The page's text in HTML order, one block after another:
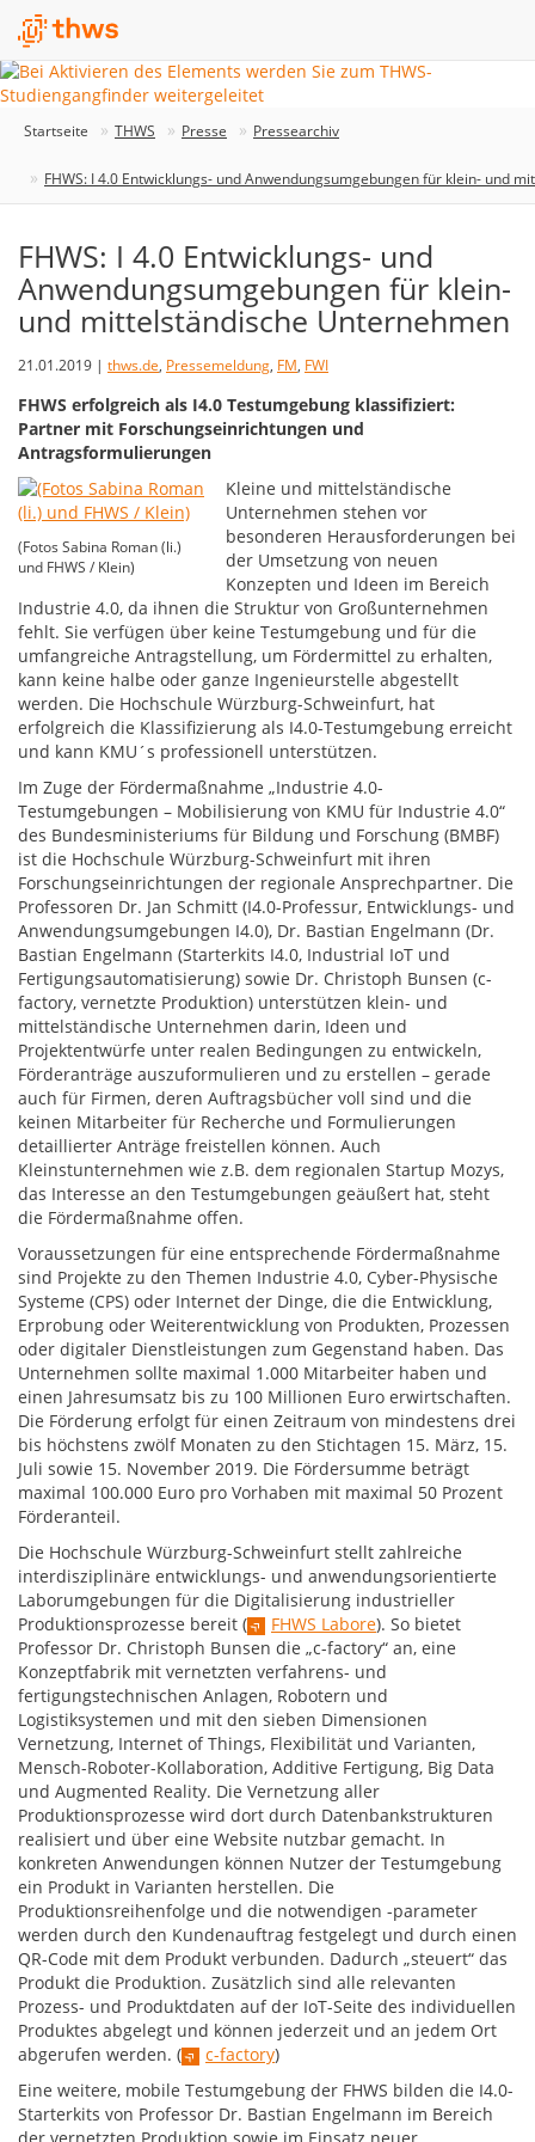
Startseite THWS Presse Pressearchiv
FHWS: I 4.0 Entwicklungs- und Anwendungsumgebungen für klein- und
FHWS: I 4.0 Entwicklungs- und
Anwendungsumgebungen für klein-
und mittelständische Unternehmen
21.01.2019 | thws.de, Pressemeldung, FM, FWI
FHWS erfolgreich als I4.0 Testumgebung klassifiziert:
Partner mit Forschungseinrichtungen und
Antragsformulierungen
(Fotos Sabina Roman (li.)
und FHWS / Klein)
Kleine und mittelständische
Unternehmen stehen vor
besonderen Herausforderungen bei
der Umsetzung von neuen
Konzepten und Ideen im Bereich
Industrie 4.0, da ihnen die Struktur von Großunternehmen
fehlt. Sie verfügen über keine Testumgebung und für die
umfangreiche Antragstellung, um Fördermittel zu erhalten,
kann keine halbe oder ganze Ingenieurstelle abgestellt
werden. Die Hochschule Würzburg-Schweinfurt, hat
erfolgreich die Klassifizierung als I4.0-Testumgebung erreicht
und kann KMU´s professionell unterstützen.
Im Zuge der Fördermaßnahme „Industrie 4.0-
Testumgebungen – Mobilisierung von KMU für Industrie 4.0“
des Bundesministeriums für Bildung und Forschung (BMBF)
ist die Hochschule Würzburg-Schweinfurt mit ihren
Forschungseinrichtungen der regionale Ansprechpartner. Die
Professoren Dr. Jan Schmitt (I4.0-Professur, Entwicklungs- und
Anwendungsumgebungen I4.0), Dr. Bastian Engelmann (Dr.
Bastian Engelmann (Starterkits I4.0, Industrial IoT und
Fertigungsautomatisierung) sowie Dr. Christoph Bunsen (c-
factory, vernetzte Produktion) unterstützen klein- und
mittelständische Unternehmen darin, Ideen und
Projektentwürfe unter realen Bedingungen zu entwickeln,
Förderanträge auszuformulieren und zu erstellen – gerade
auch für Firmen, deren Auftragsbücher voll sind und die
keinen Mitarbeiter für Recherche und Formulierungen
detaillierter Anträge freistellen können. Auch
Kleinstunternehmen wie z.B. dem regionalen Startup Mozys,
das Interesse an den Testumgebungen geäußert hat, steht
die Fördermaßnahme offen.
Voraussetzungen für eine entsprechende Fördermaßnahme
sind Projekte zu den Themen Industrie 4.0, Cyber-Physische
Systeme (CPS) oder Internet der Dinge, die die Entwicklung,
Erprobung oder Weiterentwicklung von Produkten, Prozessen
oder digitaler Dienstleistungen zum Gegenstand haben. Das
Unternehmen sollte maximal 1.000 Mitarbeiter haben und
einen Jahresumsatz bis zu 100 Millionen Euro erwirtschaften.
Die Förderung erfolgt für einen Zeitraum von mindestens drei
bis höchstens zwölf Monaten zu den Stichtagen 15. März, 15.
Juli sowie 15. November 2019. Die Fördersumme beträgt
maximal 100.000 Euro pro Vorhaben mit maximal 50 Prozent
Förderanteil.
Die Hochschule Würzburg-Schweinfurt stellt zahlreiche
interdisziplinäre entwicklungs- und anwendungsorientierte
Laborumgebungen für die Digitalisierung industrieller
Produktionsprozesse bereit (
FHWS Labore). So bietet
Professor Dr. Christoph Bunsen die „c-factory“ an, eine
Konzeptfabrik mit vernetzten verfahrens- und
fertigungstechnischen Anlagen, Robotern und
Logistiksystemen und mit den sieben Dimensionen
Vernetzung, Internet of Things, Flexibilität und Varianten,
Mensch-Roboter-Kollaboration, Additive Fertigung, Big Data
und Augmented Reality. Die Vernetzung aller
Produktionsprozesse wird dort durch Datenbankstrukturen
realisiert und über eine Website nutzbar gemacht. In
konkreten Anwendungen können Nutzer der Testumgebung
ein Produkt in Varianten herstellen. Die
Produktionsreihenfolge und die notwendigen -parameter
werden durch den Kundenauftrag festgelegt und durch einen
QR-Code mit dem Produkt verbunden. Dadurch „steuert“ das
Produkt die Produktion. Zusätzlich sind alle relevanten
Prozess- und Produktdaten auf der IoT-Seite des individuellen
Produktes abgelegt und können jederzeit und an jedem Ort
abgerufen werden. (
c-factory)
Eine weitere, mobile Testumgebung der FHWS bilden die I4.0-
Starterkits von Professor Dr. Bastian Engelmann im Bereich